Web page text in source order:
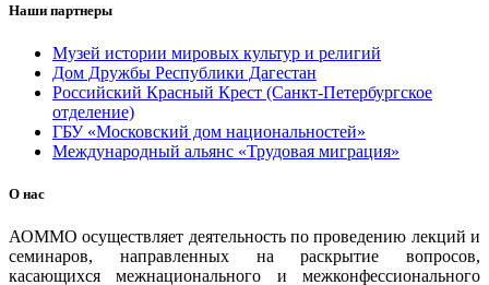
Наши партнеры
Музей истории мировых культур и религий
Дом Дружбы Республики Дагестан
Российский Красный Крест (Санкт-Петербургское
отделение)
ГБУ «Московский дом национальностей»
Международный альянс «Трудовая миграция»
О нас
АОММО осуществляет деятельность по проведению лекций и
семинаров, направленных на раскрытие вопросов,
касающихся межнационального и межконфессионального